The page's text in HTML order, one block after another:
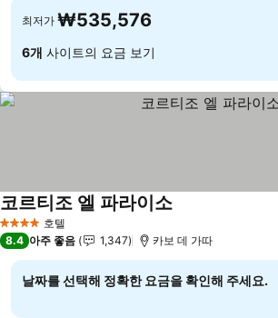
최저가 ₩535,576
6개 사이트의 요금 보기
4 성급 호텔
코르티조 엘 파라이소요금 보기
8.4 아주 좋음 1,347 카보 데 가따
날짜를 선택해 정확한 요금을 확인해 주세요.